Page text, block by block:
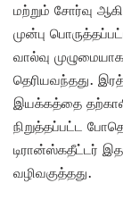
மற்றும் சோர்வு
முன்பு
வால்வு
தெரியவந்தது.
இயக்கத்தை
நிறுத்தப்பட்ட
டிரான்ஸ்கதீட்டர்
வழிவகுத்தது.